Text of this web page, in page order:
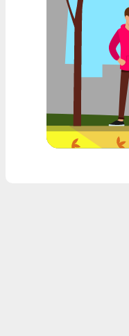
Mistahes pank
Visa/
Visa/
Visa/
Bitcoin